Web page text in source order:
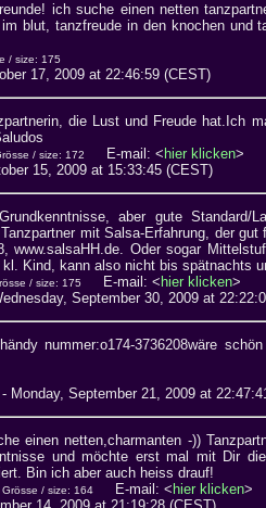
ich suche einen netten
blut, tanzfreude in den knochen und
/ size: 175
17, 2009 at 22:46:59 (CEST)
die Lust und Freude hat.Ich
/ size: 172 E-mail: < hier klicken>
15, 2009 at 15:33:45 (CEST)
aber gute Standard/
mit Salsa-Erfahrung, der gut
www.salsaHH.de. Oder sogar
Kind, kann also nicht bis spätnachts
/ size: 175 E-mail: < hier klicken>
September 30, 2009 at
nummer:o174-3736208wäre
- Monday, September 21, 2009 at
einen netten,charmanten -))
und möchte erst mal mit Dir
Bin ich aber auch heiss drauf!
Grösse / size: 164 E-mail: < hier klicken>